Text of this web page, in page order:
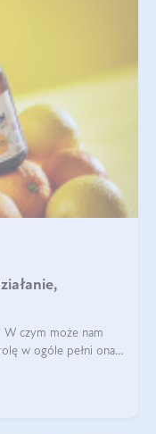
czym może nam
w ogóle pełni ona